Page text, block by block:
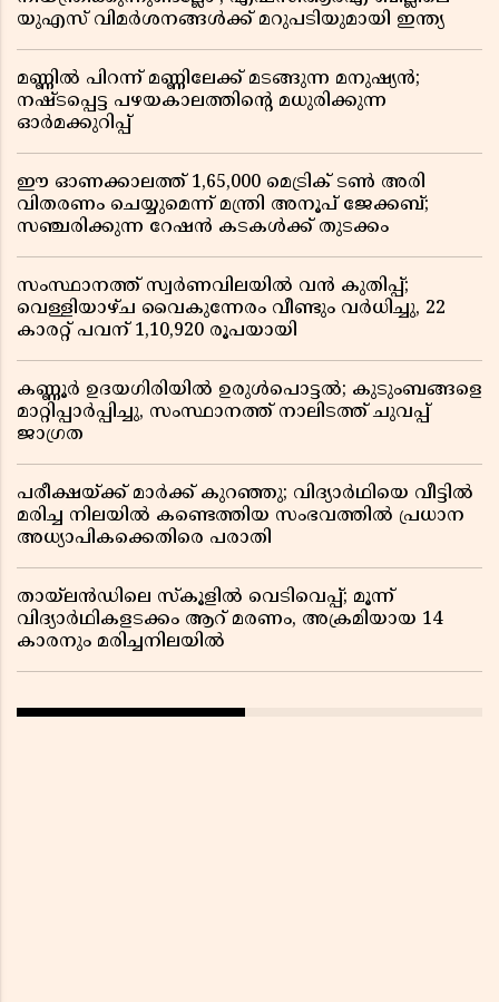
യുഎസ് വിമർശനങ്ങൾക്ക് മറുപടിയുമായി ഇന്ത്യ
മണ്ണിൽ പിറന്ന് മണ്ണിലേക്ക് മടങ്ങുന്ന മനുഷ്യൻ;
നഷ്ടപ്പെട്ട പഴയകാലത്തിൻ്റെ മധുരിക്കുന്ന
ഓർമക്കുറിപ്പ്
ഈ ഓണക്കാലത്ത് 1,65,000 മെട്രിക് ടൺ അരി
വിതരണം ചെയ്യുമെന്ന് മന്ത്രി അനൂപ് ജേക്കബ്;
സഞ്ചരിക്കുന്ന റേഷൻ കടകൾക്ക് തുടക്കം
സംസ്ഥാനത്ത് സ്വർണവിലയിൽ വൻ കുതിപ്പ്;
വെള്ളിയാഴ്ച വൈകുന്നേരം വീണ്ടും വർധിച്ചു, 22
കാരറ്റ് പവന് 1,10,920 രൂപയായി
കണ്ണൂർ ഉദയഗിരിയിൽ ഉരുൾപൊട്ടൽ; കുടുംബങ്ങളെ
മാറ്റിപ്പാർപ്പിച്ചു, സംസ്ഥാനത്ത് നാലിടത്ത് ചുവപ്പ്
ജാഗ്രത
പരീക്ഷയ്ക്ക് മാർക്ക് കുറഞ്ഞു; വിദ്യാർഥിയെ വീട്ടിൽ
മരിച്ച നിലയിൽ കണ്ടെത്തിയ സംഭവത്തിൽ പ്രധാന
അധ്യാപികക്കെതിരെ പരാതി
തായ്‌ലൻഡിലെ സ്‌കൂളിൽ വെടിവെപ്പ്; മൂന്ന്
വിദ്യാർഥികളടക്കം ആറ് മരണം, അക്രമിയായ 14
കാരനും മരിച്ചനിലയിൽ